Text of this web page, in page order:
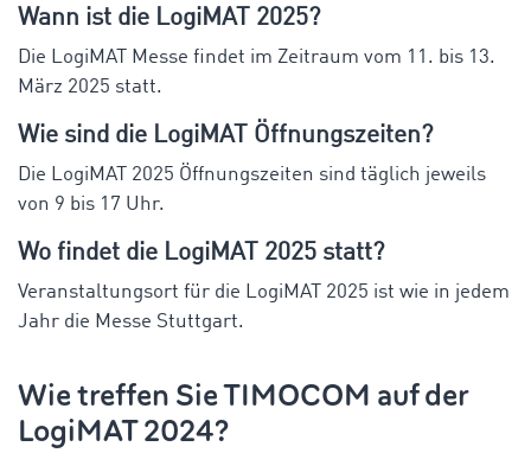
Wann ist die LogiMAT 2025?
Die LogiMAT Messe findet im Zeitraum vom 11. bis 13.
März 2025 statt.
Wie sind die LogiMAT Öffnungszeiten?
Die LogiMAT 2025 Öffnungszeiten sind täglich jeweils
von 9 bis 17 Uhr.
Wo findet die LogiMAT 2025 statt?
Veranstaltungsort für die LogiMAT 2025 ist wie in jedem
Jahr die Messe Stuttgart.
Wie treffen Sie TIMOCOM auf der
LogiMAT 2024?